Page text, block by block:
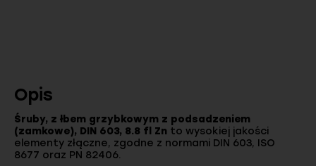
Opis
Śruby, z łbem grzybkowym z podsadzeniem
(zamkowe), DIN 603, 8.8 fl Zn to wysokiej jakości
elementy złączne, zgodne z normami DIN 603, ISO
8677 oraz PN 82406.